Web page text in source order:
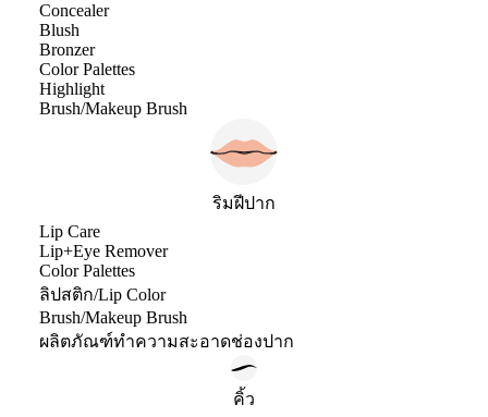
Concealer
Blush
Bronzer
Color Palettes
Highlight
Brush/Makeup Brush
ริมฝีปาก
Lip Care
Lip+Eye Remover
Color Palettes
ลิปสติก/Lip Color
Brush/Makeup Brush
ผลิตภัณฑ์ทำความสะอาดช่องปาก
คิ้ว